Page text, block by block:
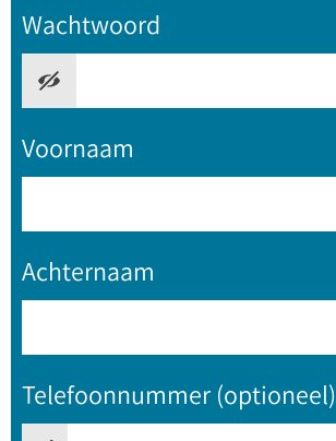
Wachtwoord
Voornaam
Achternaam
Telefoonnummer (optioneel)